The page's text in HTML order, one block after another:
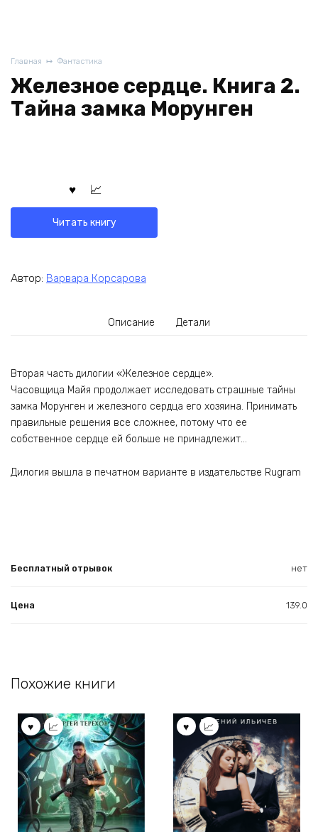
Главная Фантастика
Железное сердце. Книга 2.
Тайна замка Морунген
Читать книгу
Автор: Варвара Корсарова
Описание Детали
Вторая часть дилогии «Железное сердце».
Часовщица Майя продолжает исследовать страшные тайны
замка Морунген и железного сердца его хозяина. Принимать
правильные решения все сложнее, потому что ее
собственное сердце ей больше не принадлежит…
Дилогия вышла в печатном варианте в издательстве Rugram
Бесплатный отрывок нет
Цена 139.0
Похожие книги